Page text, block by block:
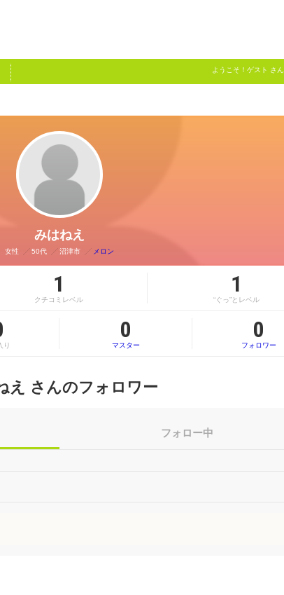
ようこそ！ ゲスト さん
みはねえ
女性 50代 沼津市 メロン
1
クチコミレベル
1
“ぐっ”とレベル
り
0
マスター
0
フォロワー
え さんのフォロワー
フォロー中